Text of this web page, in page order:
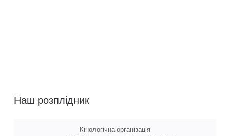
Наш розплідник
Кінологічна організація